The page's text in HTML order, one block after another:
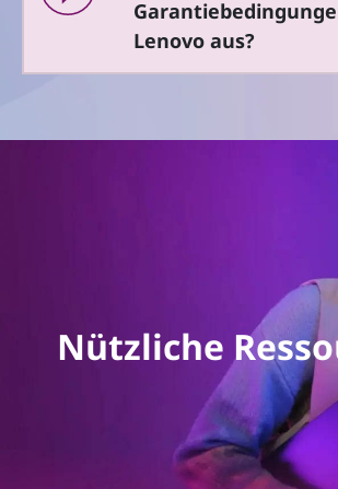
Lenovo aus?
Nützliche